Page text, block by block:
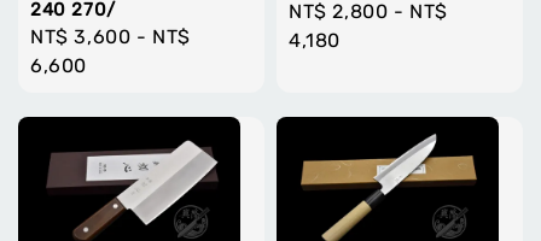
240 270/
Regular
price
NT$ 3,600 - NT$
6,600
Regular
price
NT$ 2,800 - NT$
4,180